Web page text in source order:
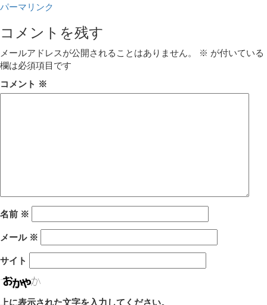
パーマリンク
コメントを残す
メールアドレスが公開されることはありません。 ※ が付いている
欄は必須項目です
コメント ※
名前 ※
メール ※
サイト
上に表示された文字を入力してください。